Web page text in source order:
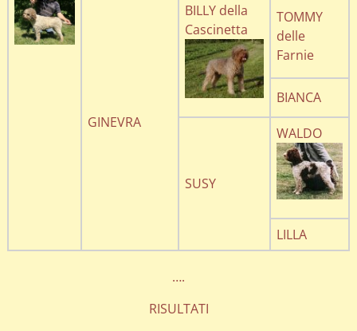
GINEVRA
BILLY della
Cascinetta
TOMMY
delle
Farnie
BIANCA
SUSY
WALDO
LILLA
….
RISULTATI